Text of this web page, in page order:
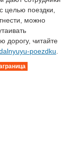
целью поездки,
можно
дорогу, читайте
poezdku